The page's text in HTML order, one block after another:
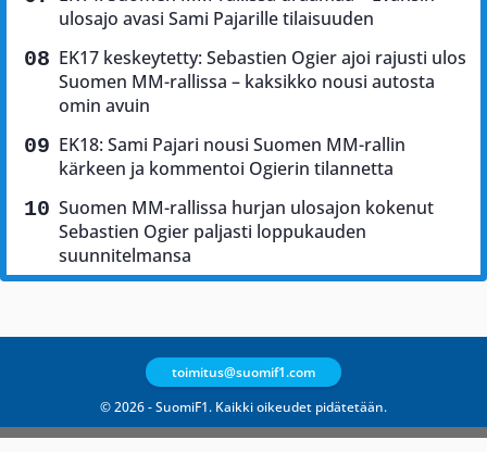
ulosajo avasi Sami Pajarille tilaisuuden
EK17 keskeytetty: Sebastien Ogier ajoi rajusti ulos
Suomen MM-rallissa – kaksikko nousi autosta
omin avuin
EK18: Sami Pajari nousi Suomen MM-rallin
kärkeen ja kommentoi Ogierin tilannetta
Suomen MM-rallissa hurjan ulosajon kokenut
Sebastien Ogier paljasti loppukauden
suunnitelmansa
© 2026 - SuomiF1. Kaikki oikeudet pidätetään.
toimitus@suomif1.com